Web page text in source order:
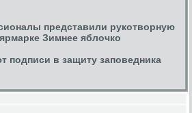
представили рукотворную
Зимнее яблочко
подписи в защиту заповедника